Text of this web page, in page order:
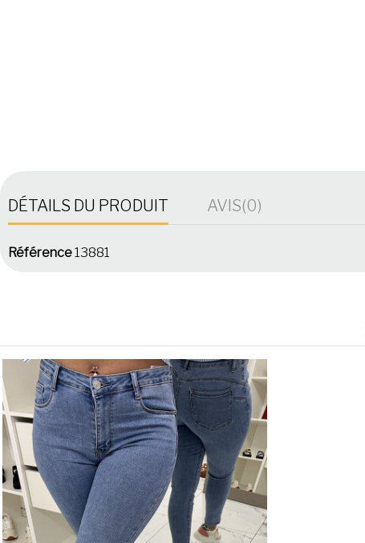
DÉTAILS DU PRODUIT AVIS(0)
Référence13881